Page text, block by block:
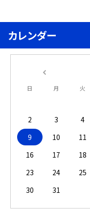
カレンダー
日 月 火
2
3 4
9
10 11
16
17 18
23
24 25
30
31